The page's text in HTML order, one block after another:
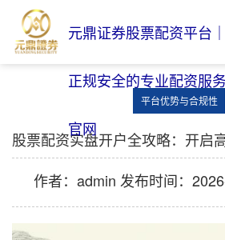
元鼎证券股票配资平台｜
正规安全的专业配资服务
官网
平台优势与合规性
股票配资实盘开户全攻略：开启
作者：admin 发布时间：